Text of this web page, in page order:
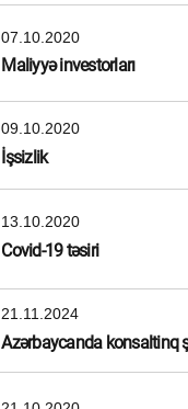
07.10.2020
Maliyyə investorları
09.10.2020
İşsizlik
13.10.2020
Covid-19 təsiri
21.11.2024
Azərbaycanda konsaltinq